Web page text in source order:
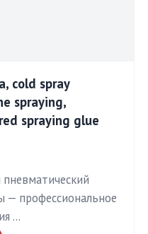
cold spray
spraying,
spraying glue
— профессиональное
…